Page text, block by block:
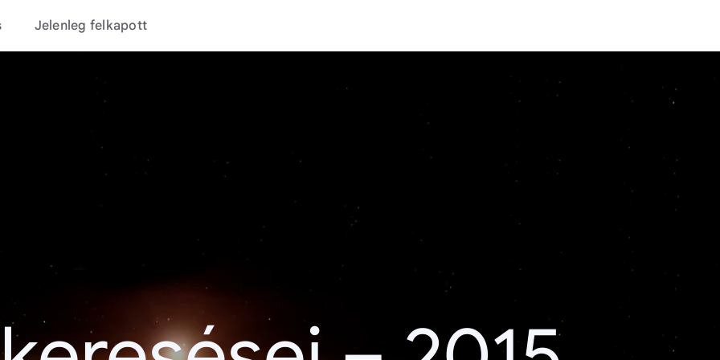
Jelenleg felkapott